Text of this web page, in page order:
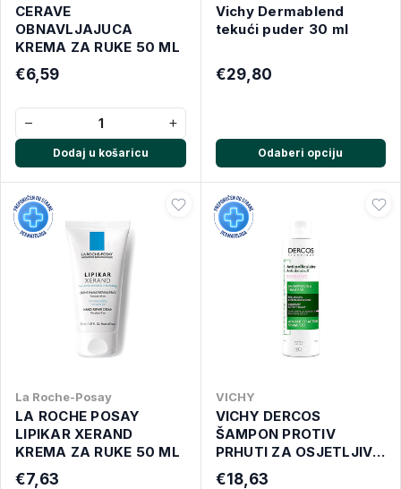
CERAVE
OBNAVLJAJUCA
KREMA ZA RUKE 50 ML
€6,59
− +
Dodaj u košaricu
Vichy Dermablend
tekući puder 30 ml
€29,80
Odaberi opciju
La Roche-Posay
LA ROCHE POSAY
LIPIKAR XERAND
KREMA ZA RUKE 50 ML
€7,63
VICHY
VICHY DERCOS
ŠAMPON PROTIV
PRHUTI ZA OSJETLJIVO
VLASIŠTE 200 ML
€18,63